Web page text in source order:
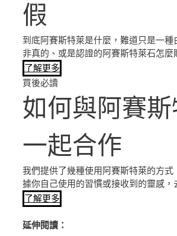
假
到底阿賽斯特萊是什麼，難道只是一種
非真的、或是認證的阿賽斯特萊石怎麼
了解更多
買後必讀
如何與阿賽
一起合作
我們提供了幾種使用阿賽斯特萊的方式
據你自己使用的習慣或接收到的靈感，
了解更多
延伸閱讀：